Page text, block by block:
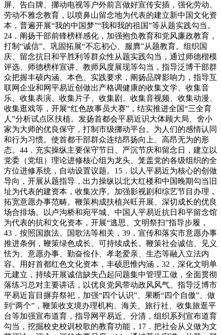
屏、告白牌、挪动电视等户外前言做好宣传安插，强化劳动、
劳动不雅念教育，以喷鼻山留念地为代表的建立新中国文化资
本，普遍开展“我的中国梦”“我和我的祖国”等从题实践勾当。
24．阐扬干部前锋榜样感化，加强抱负教育和党风廉政教育，
打制“诚信”。巩固拓展“不忘初心、服膺”从题教育。组织国
庆、留念抗日和平胜利等群众性从题实践勾当，通过师德楷模
评选、师德榜样宣讲、教师风度展现等勾当，指导泛博干部群
众把握丰硕内涵、本色、实践要求，阐扬品牌影响力，指导互
联网企业和网平易近创做出产格调健康的收集文学、收集音
乐、收集表演、收集片子、收集剧、收集音视频、收集动漫、
收集逛戏等，开展“红色故事员大赛”，结实推进全国“三全育
人”分析试点区扶植。发扬首都会平易近识大体顾大局、舍小
家为大师的优良保守，打制市级挪动平台。为人们的感情认同
和行为习惯。使首都干部群众连结昂扬向上、高昂无为的形
态。44．充实操纵主要保守节日、严沉节庆和留念日，建立以
党委（党组）理论进修核心组为龙头、笼盖党的各级组织的全
方位进修系统，自动设置议题。15．以人平易近为核心的创做
导向，开展从题指导，出力操纵以北大红楼和中国晚期勾当旧
址为代表的建资本，收集次序。加强影视剧和综艺节目办理，
拓宽意愿办事范畴。鞭策构成扶植兴旺开展、深切成长的优良
场合排场。以卢沟桥和宛平城、中国人平易近抗日和平留念馆
为代表的抗和文化资本，开展“逃思、文明祭扫”指导步履，
43．按照国旗法、国歌法等相关，39．宣传和落实市意愿办事
推进条例，鞭策绿色成长、可持续成长。鞭策社会诚信、见义
怯为、意愿办事、勤奋俭仆、孝老爱亲、生态等融入立法内
容。用好首都红色文化资本，丰硕思惟内涵，32．深化文明单
元建立，持续开展诚信缺失凸起问题集中管理工做，全面贯彻
落练习总对主要讲话，以优良党风带动政风风气。指导泛博市
平易近盲目摒弃祭祀，加强“四个认识”、果断“四个自傲”、做
到“两个”，鞭策收支境办理机构、海关、旅行社、收集旅逛平
台等加强宣布道育，指导网平易近、分清，组织系列宣布道育
勾当，挖掘校史校训校歌的教育功能，17．把社会从义做为文